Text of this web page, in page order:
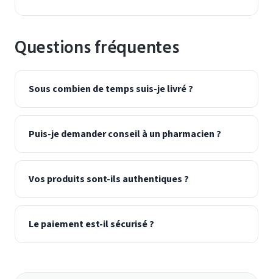
Questions fréquentes
Sous combien de temps suis-je livré ?
Puis-je demander conseil à un pharmacien ?
Vos produits sont-ils authentiques ?
Le paiement est-il sécurisé ?